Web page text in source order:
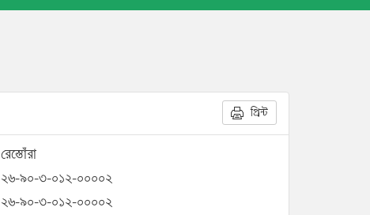
প্রিন্ট
রেস্তোঁরা
২৬-৯০-৩-০১২-০০০০২
২৬-৯০-৩-০১২-০০০০২